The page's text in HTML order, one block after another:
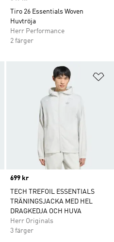
Tiro 26 Essentials Woven
Huvtröja
Herr Performance
2 färger
Lägg till på önskelistan
Price
699 kr
TECH TREFOIL ESSENTIALS
TRÄNINGSJACKA MED HEL
DRAGKEDJA OCH HUVA
Herr Originals
3 färger